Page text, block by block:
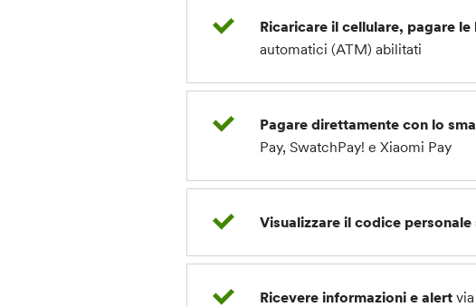
Ricaricare il cellulare, pagare
automatici (ATM) abilitati
Pagare direttamente con lo
Pay, SwatchPay! e Xiaomi Pay
Visualizzare il codice personale
Ricevere informazioni e alertvia